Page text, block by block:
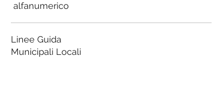
alfanumerico
Linee Guida
Municipali Locali